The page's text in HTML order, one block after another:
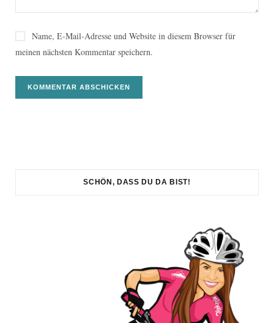
Name, E-Mail-Adresse und Website in diesem Browser für
meinen nächsten Kommentar speichern.
SCHÖN, DASS DU DA BIST!